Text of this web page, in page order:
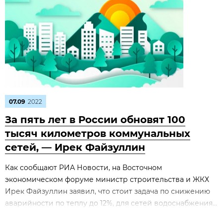
07.09 2022
За пять лет в России обновят 100
тысяч километров коммунальных
сетей, — Ирек Файзуллин
Как сообщают РИА Новости, на Восточном
экономическом форуме министр строительства и ЖКХ
Ирек Файзуллин заявил, что стоит задача по снижению
аварийности по теплу до 12%, для сетей водоснабжения...